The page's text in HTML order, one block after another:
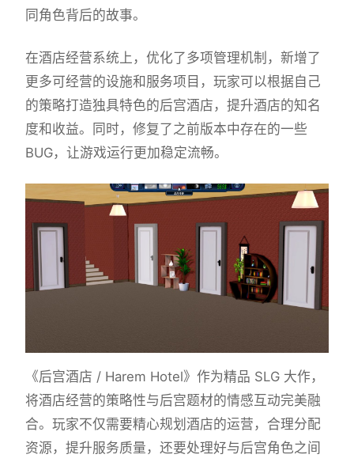
同角色背后的故事。
在酒店经营系统上，优化了多项管理机制，新增了
更多可经营的设施和服务项目，玩家可以根据自己
的策略打造独具特色的后宫酒店，提升酒店的知名
度和收益。同时，修复了之前版本中存在的一些
BUG，让游戏运行更加稳定流畅。
《后宫酒店 / Harem Hotel》作为精品 SLG 大作，
将酒店经营的策略性与后宫题材的情感互动完美融
合。玩家不仅需要精心规划酒店的运营，合理分配
资源，提升服务质量，还要处理好与后宫角色之间